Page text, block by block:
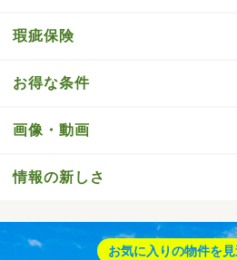
瑕疵保険
お得な条件
画像・動画
情報の新しさ
お気に入りの物件を見